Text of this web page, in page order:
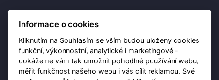
© 2026 Destinační portál provozujeBrána Jihlavy,
Informace o cookies
Kliknutím na Souhlasím se vším budou uloženy cookies
funkční, výkonnostní, analytické i marketingové -
dokážeme vám tak umožnit pohodlné používání webu,
měřit funkčnost našeho webu i vás cílit reklamou. Své